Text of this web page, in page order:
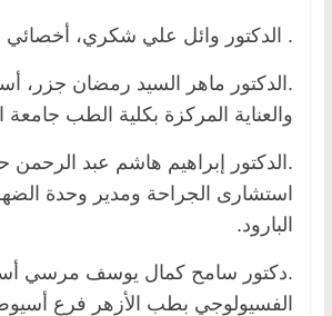
. الدكتور وائل علي شكري،
.الدكتور ماهر السيد رمضان جزر،
والعناية المركزة بكلية الطب جامعة
.الدكتور إبراهيم هاشم عبد
استشارى الجراحة ومدير وحدة
البارود.
.دكتور سامح كمال يوسف مرسي
الفسيولوجي بطب الأزهر فرع